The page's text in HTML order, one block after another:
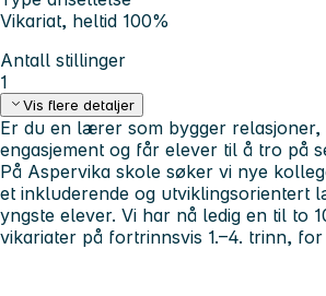
Vikariat, heltid 100%
Antall stillinger
1
Vis flere detaljer
Er du en lærer som bygger relasjoner,
engasjement og får elever til å tro på
På Aspervika skole søker vi nye
et inkluderende og utviklingsorientert
yngste elever. Vi har nå ledig en til to
vikariater på fortrinnsvis 1.–4. trinn,